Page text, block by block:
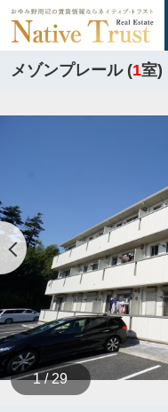
メゾンプレール (1室)
1 / 29